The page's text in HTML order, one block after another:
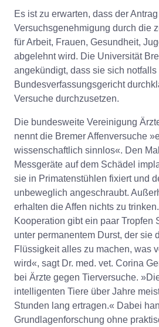
Es ist zu erwarten, dass der
Versuchsgenehmigung durch die
für Arbeit, Frauen, Gesundheit,
abgelehnt wird. Die Universität
angekündigt, dass sie sich notfalls
Bundesverfassungsgericht
Versuche durchzusetzen.
Die bundesweite Vereinigung
nennt die Bremer Affenversuche
wissenschaftlich sinnlos«. Den
Messgeräte auf dem Schädel
sie in Primatenstühlen fixiert und
unbeweglich angeschraubt.
erhalten die Affen nichts zu
Kooperation gibt ein paar Tropfen
unter permanentem Durst, der sie
Flüssigkeit alles zu machen, was
wird«, sagt Dr. med. vet. Corina
bei Ärzte gegen Tierversuche.
intelligenten Tiere über Jahre
Stunden lang ertragen.« Dabei
Grundlagenforschung ohne